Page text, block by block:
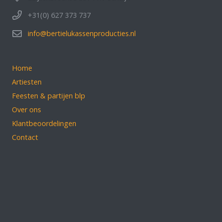
+31(0) 627 373 737
info@bertielukassenproducties.nl
Home
Artiesten
Feesten & partijen blp
Over ons
Klantbeoordelingen
Contact